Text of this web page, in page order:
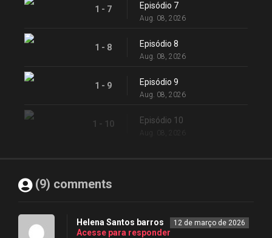
1 - 7 Episódio 7
Aug. 08, 2026
1 - 8 Episódio 8
Aug. 08, 2026
1 - 9 Episódio 9
Aug. 08, 2026
1 - 10 Episódio 10
(9) comments
Helena Santos barros 12 de março de 2026
Acesse para responder